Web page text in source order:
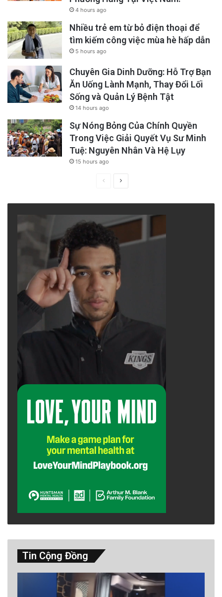
4 hours ago
Nhiều trẻ em từ bỏ điện thoại để
tìm kiếm công việc mùa hè hấp dẫn
5 hours ago
Chuyên Gia Dinh Dưỡng: Hỗ Trợ Bạn
Ăn Uống Lành Mạnh, Thay Đổi Lối
Sống và Quản Lý Bệnh Tật
14 hours ago
Sự Nóng Bỏng Của Chính Quyền
Trong Việc Giải Quyết Vụ Sư Minh
Tuệ: Nguyên Nhân Và Hệ Lụy
15 hours ago
PreviousNext
Tin Cộng Đồng